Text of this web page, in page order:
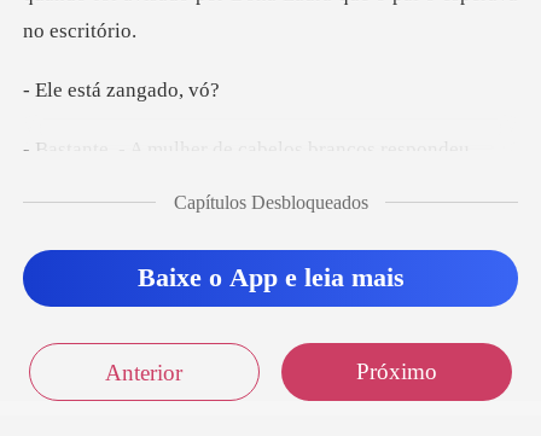
Sair
stá zan
ulher de cabelos
estar aborrec
Capítulos Desbloqueados
Baixe o App e leia mais
Anterior Próximo